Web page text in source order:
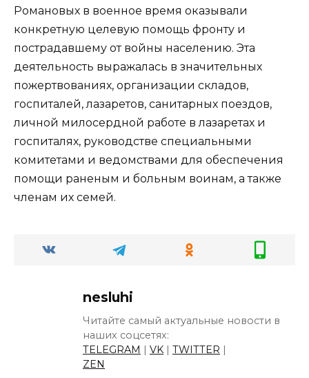
Романовых в военное время оказывали
конкретную целевую помощь фронту и
пострадавшему от войны населению. Эта
деятельность выражалась в значительных
пожертвованиях, организации складов,
госпиталей, лазаретов, санитарных поездов,
личной милосердной работе в лазаретах и
госпиталях, руководстве специальными
комитетами и ведомствами для обеспечения
помощи раненым и больным воинам, а также
членам их семей.
nesluhi
Читайте самый актуальные новости в
наших соцсетях:
TELEGRAM | VK | TWITTER |
ZEN